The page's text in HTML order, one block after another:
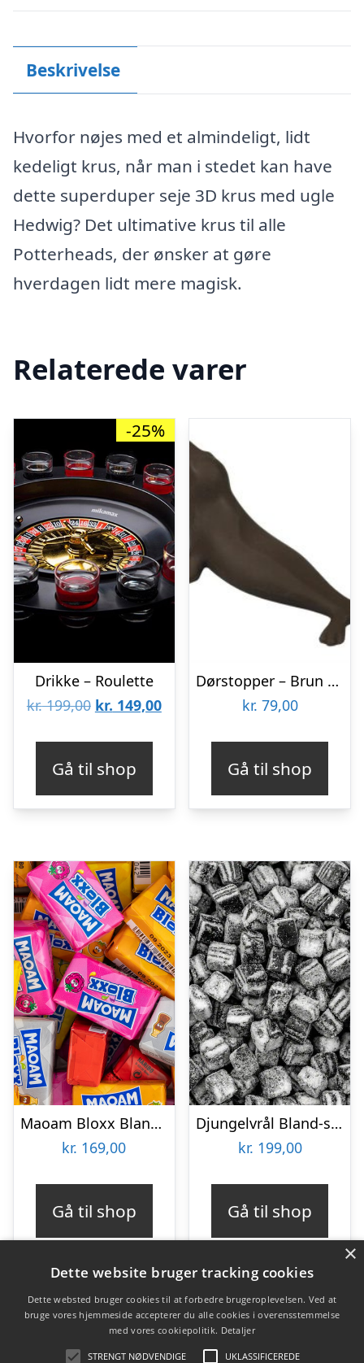
Beskrivelse
Hvorfor nøjes med et almindeligt, lidt
kedeligt krus, når man i stedet kan have
dette superduper seje 3D krus med ugle
Hedwig? Det ultimative krus til alle
Potterheads, der ønsker at gøre
hverdagen lidt mere magisk.
Relaterede varer
-25%
Drikke – Roulette
kr.199,00 Den
kr. 199,00.
kr. 149,00Den
kr. 149,00.
Gå til shop
Dørstopper – Brun sæl
kr. 79,00
Gå til shop
Maoam Bloxx Bland-selv slik i kasser 1,3 kg
kr. 169,00
Gå til shop
Djungelvrål Bland-selv slik i kasser, 2 kg
kr. 199,00
Gå til shop
Varekategorier
Produkter
×
Dette website bruger tracking cookies
Dette websted bruger cookies til at forbedre brugeroplevelsen. Ved at
bruge vores hjemmeside accepterer du alle cookies i overensstemmelse
med vores cookiepolitik. Detaljer
STRENGT NØDVENDIGE UKLASSIFICEREDE